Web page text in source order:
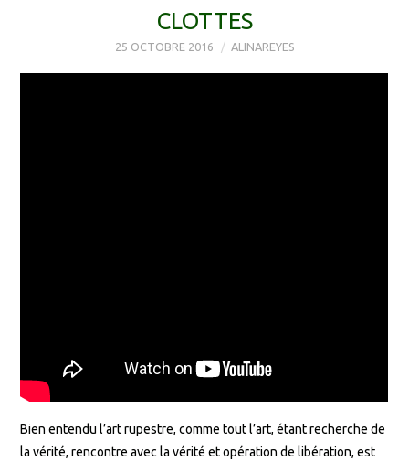
CLOTTES
25 OCTOBRE 2016 ALINAREYES
Bien entendu l’art rupestre, comme tout l’art, étant recherche de
la vérité, rencontre avec la vérité et opération de libération, est